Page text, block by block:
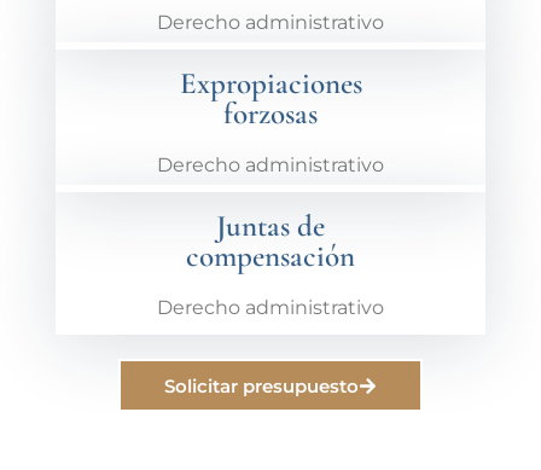
Derecho administrativo
Expropiaciones
forzosas
Derecho administrativo
Juntas de
compensación
Derecho administrativo
Solicitar presupuesto